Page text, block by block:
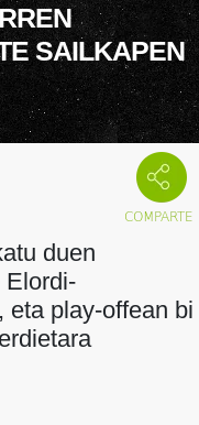
SAILKAPEN
duen
Elordi-
eta play-offean bi